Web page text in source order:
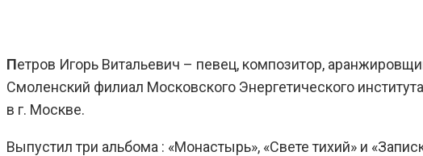
Петров Игорь Витальевич – певец, композитор,
Смоленский филиал Московского Энергетического
в г. Москве.
Выпустил три альбома : «Монастырь», «Свете тихий» и